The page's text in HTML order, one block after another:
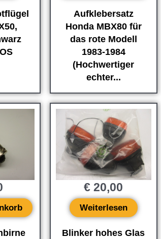
Aufklebersatz
Honda MBX80 für
das rote Modell
1983-1984
(Hochwertiger
echter...
Blinker hohes Glas
€ 20,00
Weiterlesen